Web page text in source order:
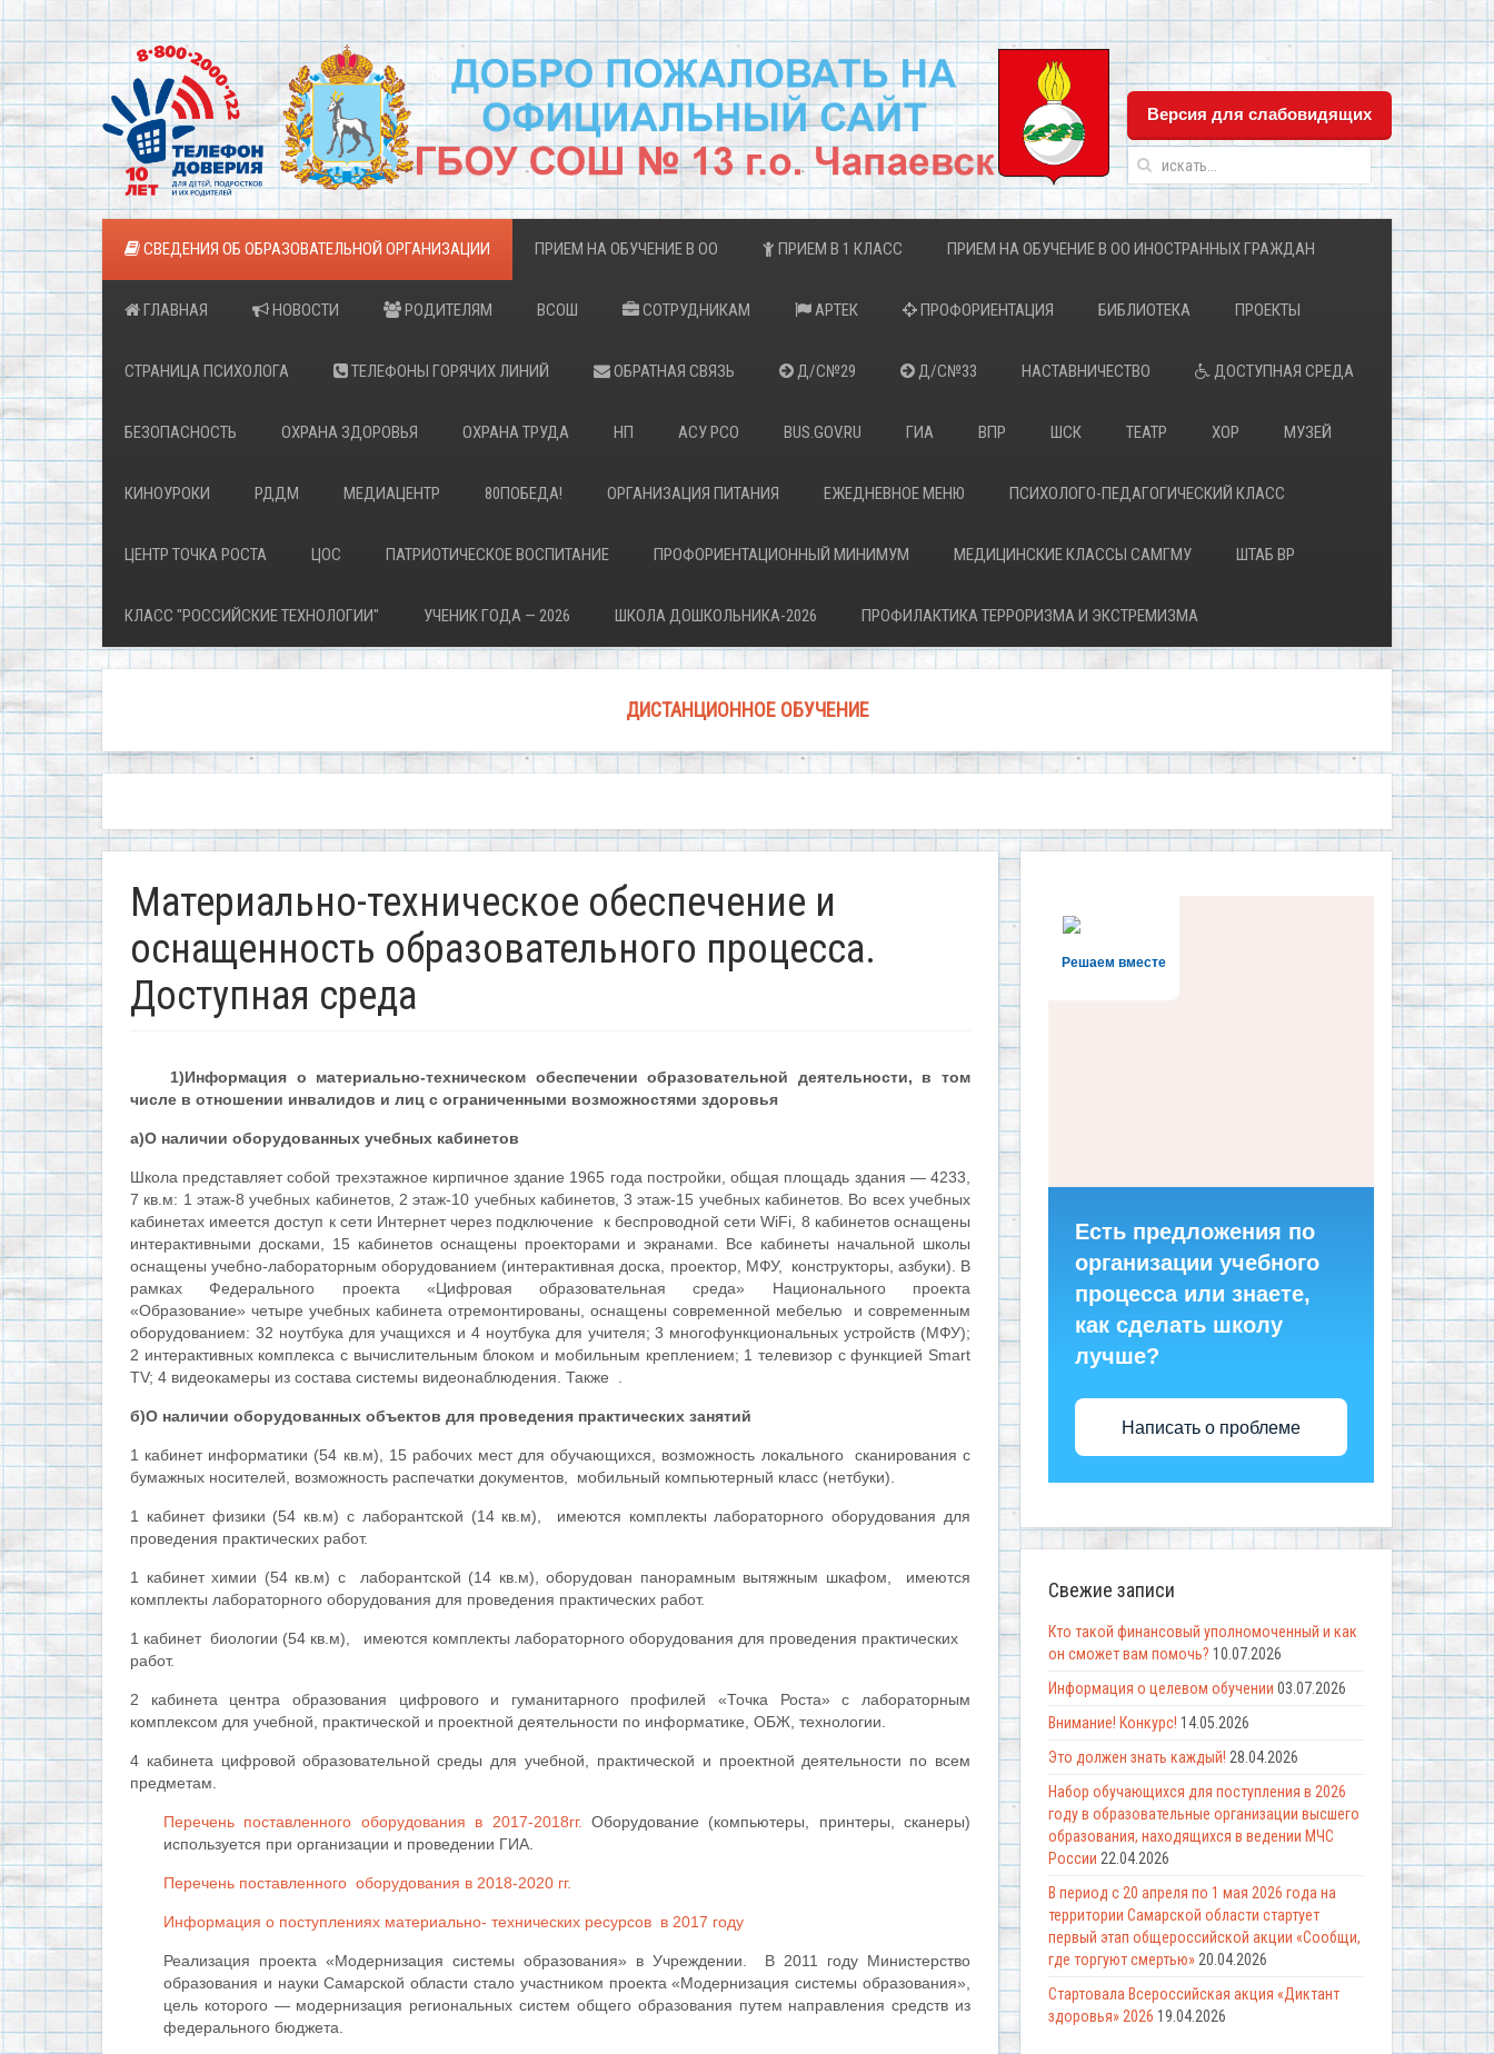
Версия для слабовидящих
СВЕДЕНИЯ ОБ ОБРАЗОВАТЕЛЬНОЙ ОРГАНИЗАЦИИ ПРИЕМ НА ОБУЧЕНИЕ В ОО ПРИЕМ В 1 КЛАСС ПРИЕМ НА ОБУЧЕНИЕ В ОО ИНОСТРАННЫХ ГРАЖДАН
ГЛАВНАЯ НОВОСТИ РОДИТЕЛЯМ ВСОШ СОТРУДНИКАМ АРТЕК ПРОФОРИЕНТАЦИЯ БИБЛИОТЕКА ПРОЕКТЫ
СТРАНИЦА ПСИХОЛОГА ТЕЛЕФОНЫ ГОРЯЧИХ ЛИНИЙ ОБРАТНАЯ СВЯЗЬ Д/С№29 Д/С№33 НАСТАВНИЧЕСТВО ДОСТУПНАЯ СРЕДА
БЕЗОПАСНОСТЬ ОХРАНА ЗДОРОВЬЯ ОХРАНА ТРУДА НП АСУ РСО BUS.GOV.RU ГИА ВПР ШСК ТЕАТР ХОР МУЗЕЙ
КИНОУРОКИ РДДМ МЕДИАЦЕНТР 80ПОБЕДА! ОРГАНИЗАЦИЯ ПИТАНИЯ ЕЖЕДНЕВНОЕ МЕНЮ ПСИХОЛОГО-ПЕДАГОГИЧЕСКИЙ КЛАСС
ЦЕНТР ТОЧКА РОСТА ЦОС ПАТРИОТИЧЕСКОЕ ВОСПИТАНИЕ ПРОФОРИЕНТАЦИОННЫЙ МИНИМУМ МЕДИЦИНСКИЕ КЛАССЫ САМГМУ ШТАБ ВР
КЛАСС "РОССИЙСКИЕ ТЕХНОЛОГИИ" УЧЕНИК ГОДА — 2026 ШКОЛА ДОШКОЛЬНИКА-2026 ПРОФИЛАКТИКА ТЕРРОРИЗМА И ЭКСТРЕМИЗМА
ДИСТАНЦИОННОЕ ОБУЧЕНИЕ
Материально-техническое обеспечение и
оснащенность образовательного процесса.
Доступная среда
1)Информация о материально-техническом обеспечении образовательной деятельности, в том
числе в отношении инвалидов и лиц с ограниченными возможностями здоровья
а)О наличии оборудованных учебных кабинетов
Школа представляет собой трехэтажное кирпичное здание 1965 года постройки, общая площадь здания — 4233,
7 кв.м: 1 этаж-8 учебных кабинетов, 2 этаж-10 учебных кабинетов, 3 этаж-15 учебных кабинетов. Во всех учебных
кабинетах имеется доступ к сети Интернет через подключение к беспроводной сети WiFi, 8 кабинетов оснащены
интерактивными досками, 15 кабинетов оснащены проекторами и экранами. Все кабинеты начальной школы
оснащены учебно-лабораторным оборудованием (интерактивная доска, проектор, МФУ, конструкторы, азбуки). В
рамках Федерального проекта «Цифровая образовательная среда» Национального проекта
«Образование» четыре учебных кабинета отремонтированы, оснащены современной мебелью и современным
оборудованием: 32 ноутбука для учащихся и 4 ноутбука для учителя; 3 многофункциональных устройств (МФУ);
2 интерактивных комплекса с вычислительным блоком и мобильным креплением; 1 телевизор с функцией Smart
TV; 4 видеокамеры из состава системы видеонаблюдения. Также .
б)О наличии оборудованных объектов для проведения практических занятий
1 кабинет информатики (54 кв.м), 15 рабочих мест для обучающихся, возможность локального сканирования с
бумажных носителей, возможность распечатки документов, мобильный компьютерный класс (нетбуки).
1 кабинет физики (54 кв.м) с лаборантской (14 кв.м), имеются комплекты лабораторного оборудования для
проведения практических работ.
1 кабинет химии (54 кв.м) с лаборантской (14 кв.м), оборудован панорамным вытяжным шкафом, имеются
комплекты лабораторного оборудования для проведения практических работ.
1 кабинет биологии (54 кв.м), имеются комплекты лабораторного оборудования для проведения практических
работ.
2 кабинета центра образования цифрового и гуманитарного профилей «Точка Роста» с лабораторным
комплексом для учебной, практической и проектной деятельности по информатике, ОБЖ, технологии.
4 кабинета цифровой образовательной среды для учебной, практической и проектной деятельности по всем
предметам.
Перечень поставленного оборудования в 2017-2018гг. Оборудование (компьютеры, принтеры, сканеры)
используется при организации и проведении ГИА.
Перечень поставленного оборудования в 2018-2020 гг.
Информация о поступлениях материально- технических ресурсов в 2017 году
Реализация проекта «Модернизация системы образования» в Учреждении. В 2011 году Министерство
образования и науки Самарской области стало участником проекта «Модернизация системы образования»,
цель которого — модернизация региональных систем общего образования путем направления средств из
федерального бюджета.
Решаем вместе
Есть предложения по
организации учебного
процесса или знаете,
как сделать школу
лучше?
Написать о проблеме
Свежие записи
Кто такой финансовый уполномоченный и как
он сможет вам помочь? 10.07.2026
Информация о целевом обучении 03.07.2026
Внимание! Конкурс! 14.05.2026
Это должен знать каждый! 28.04.2026
Набор обучающихся для поступления в 2026
году в образовательные организации высшего
образования, находящихся в ведении МЧС
России 22.04.2026
В период с 20 апреля по 1 мая 2026 года на
территории Самарской области стартует
первый этап общероссийской акции «Сообщи,
где торгуют смертью»20.04.2026
Стартовала Всероссийская акция «Диктант
здоровья» 2026 19.04.2026